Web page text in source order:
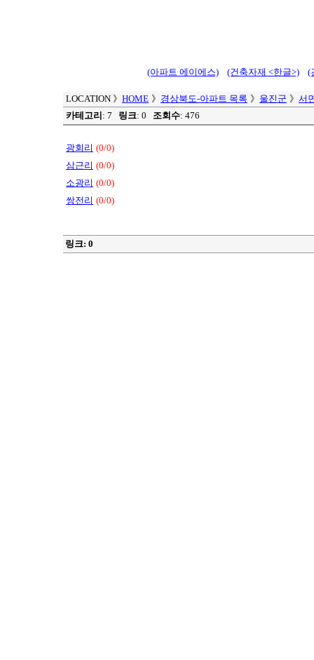
(아파트 에이에스) (건축자재 <한글>) (
LOCATION 》 HOME 》 경상북도-아파트 목록 》 울진군 》 서
카테고리 : 7 링크: 0 조회수: 476
광회리 (0/0)
삼근리 (0/0)
소광리 (0/0)
쌍전리 (0/0)
링크: 0